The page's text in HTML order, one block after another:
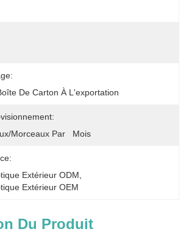
De Carton À L'exportation
morceaux Par   Mois
Extérieur ODM
Extérieur OEM
Du Produit